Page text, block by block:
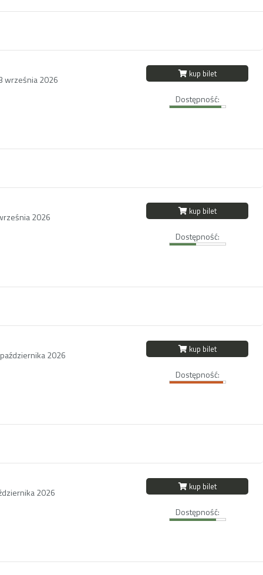
września 2026
kup bilet
Dostępność:
2026
kup bilet
Dostępność:
2026
kup bilet
Dostępność:
2026
kup bilet
Dostępność: